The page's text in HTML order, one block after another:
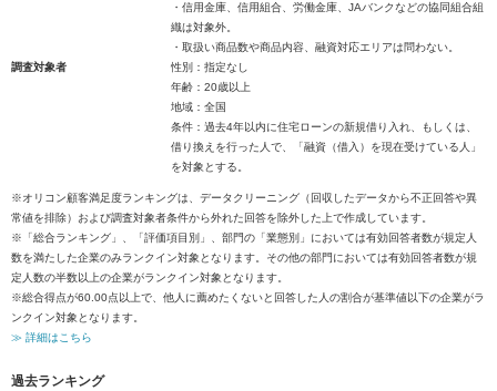
・信用金庫、信用組合、労働金庫、JAバンクなどの協同組合組
織は対象外。
・取扱い商品数や商品内容、融資対応エリアは問わない。
調査対象者
性別：指定なし
年齢：20歳以上
地域：全国
条件：過去4年以内に住宅ローンの新規借り入れ、もしくは、
借り換えを行った人で、「融資（借入）を現在受けている人」
を対象とする。
※オリコン顧客満足度ランキングは、データクリーニング（回収したデータから不正回答や異
常値を排除）および調査対象者条件から外れた回答を除外した上で作成しています。
※「総合ランキング」、「評価項目別」、部門の「業態別」においては有効回答者数が規定人
数を満たした企業のみランクイン対象となります。その他の部門においては有効回答者数が規
定人数の半数以上の企業がランクイン対象となります。
※総合得点が60.00点以上で、他人に薦めたくないと回答した人の割合が基準値以下の企業がラ
ンクイン対象となります。
≫ 詳細はこちら
過去ランキング